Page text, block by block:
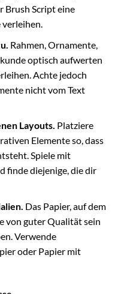
Brush Script eine
Rahmen, Ornamente,
optisch aufwerten
Achte jedoch
nicht vom Text
Layouts. Platziere
Elemente so, dass
Spiele mit
finde diejenige, die dir
Das Papier, auf dem
von guter Qualität sein
Verwende
oder Papier mit